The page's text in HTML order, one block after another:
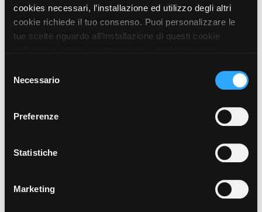
cookies necessari, l’installazione ed utilizzo degli altri
cookie richiede il tuo consenso. Puoi personalizzare le
tue scelte riguardo all’installazione di questi cookie
prosegui” o decidere di accettare tutti i cookie, cliccando
sul pulsante “Accetta tutti i cookie”. Cliccando sul tasto
unicamente i cookie necessari alla navigazione. Per
funzionamento, puoi prendere visione dell’informativa
cliccando qui.
delNecessario
Preferenze
Statistiche
Marketing
404